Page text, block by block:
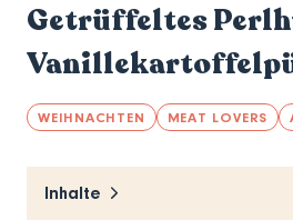
Getrüffeltes
WEIHNACHTEN MEAT LOVERS
Inhalte